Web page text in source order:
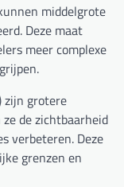
middelgrote
Deze maat
meer complexe
zijn grotere
de zichtbaarheid
verbeteren. Deze
grenzen en